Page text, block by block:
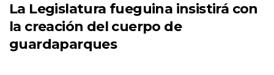
La Legislatura fueguina insistirá con
la creación del cuerpo de
guardaparques